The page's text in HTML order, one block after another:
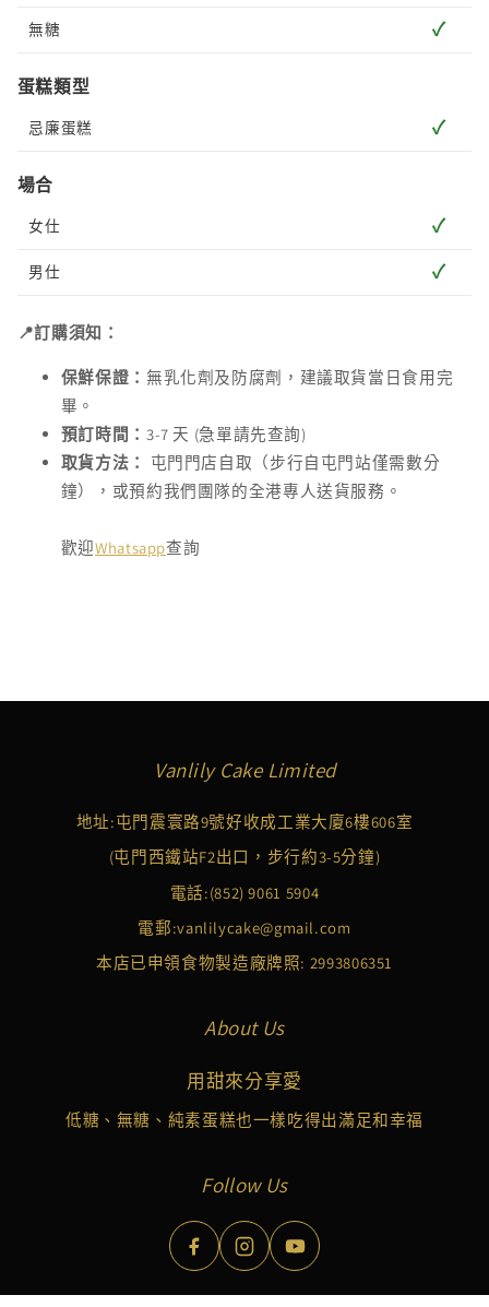
無糖 ✓
蛋糕類型
忌廉蛋糕 ✓
場合
女仕 ✓
男仕 ✓
📍訂購須知：
保鮮保證： 無乳化劑及防腐劑，建議取貨當日食用完
畢。
預訂時間： 3-7 天 (急單請先查詢)
取貨方法：
屯門門店自取（步行自屯門站僅需數分
鐘），或預約我們團隊的全港專人送貨服務。
歡迎Whatsapp查詢
Vanlily Cake Limited
地址:屯門震寰路9號好收成工業大廈6樓606室
(屯門西鐵站F2出口，步行約3-5分鐘)
電話:(852) 9061 5904
電郵:vanlilycake@gmail.com
本店已申領食物製造廠牌照: 2993806351
About Us
用甜來分享愛
低糖、無糖、純素蛋糕也一樣吃得出滿足和幸福
Follow Us